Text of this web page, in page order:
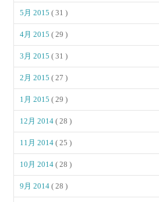
5月 2015( 31 )
4月 2015( 29 )
3月 2015( 31 )
2月 2015( 27 )
1月 2015( 29 )
12月 2014( 28 )
11月 2014( 25 )
10月 2014( 28 )
9月 2014( 28 )